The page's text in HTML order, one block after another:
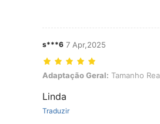
s***6 7 Apr,2025
Adaptação Geral: Tamanho Real,
Adaptação Geral: Tamanho
Linda
Traduzir